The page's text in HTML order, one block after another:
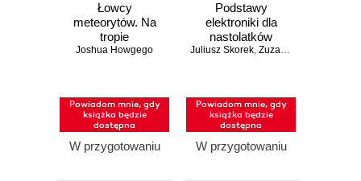
Łowcy
meteorytów. Na
tropie
kosmicznych
Joshua Howgego
Powiadom mnie, gdy
książka będzie
dostępna
W przygotowaniu
Podstawy
elektroniki dla
nastolatków
Juliusz Skorek, Zuzanna Skorek
Powiadom mnie, gdy
książka będzie
dostępna
W przygotowaniu